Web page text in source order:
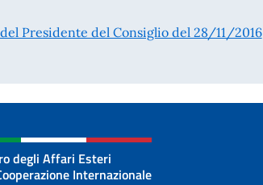
Presidente del Consiglio del 28/11/2016
degli Affari Esteri
Internazionale